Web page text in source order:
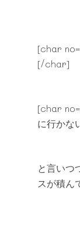
[char
[/char]
[char
に行か
と言いつ
スが積